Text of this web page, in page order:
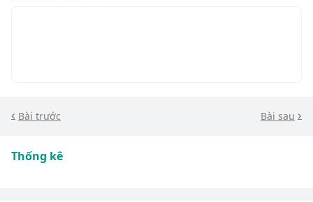
Bài trước Bài sau
Thống kê